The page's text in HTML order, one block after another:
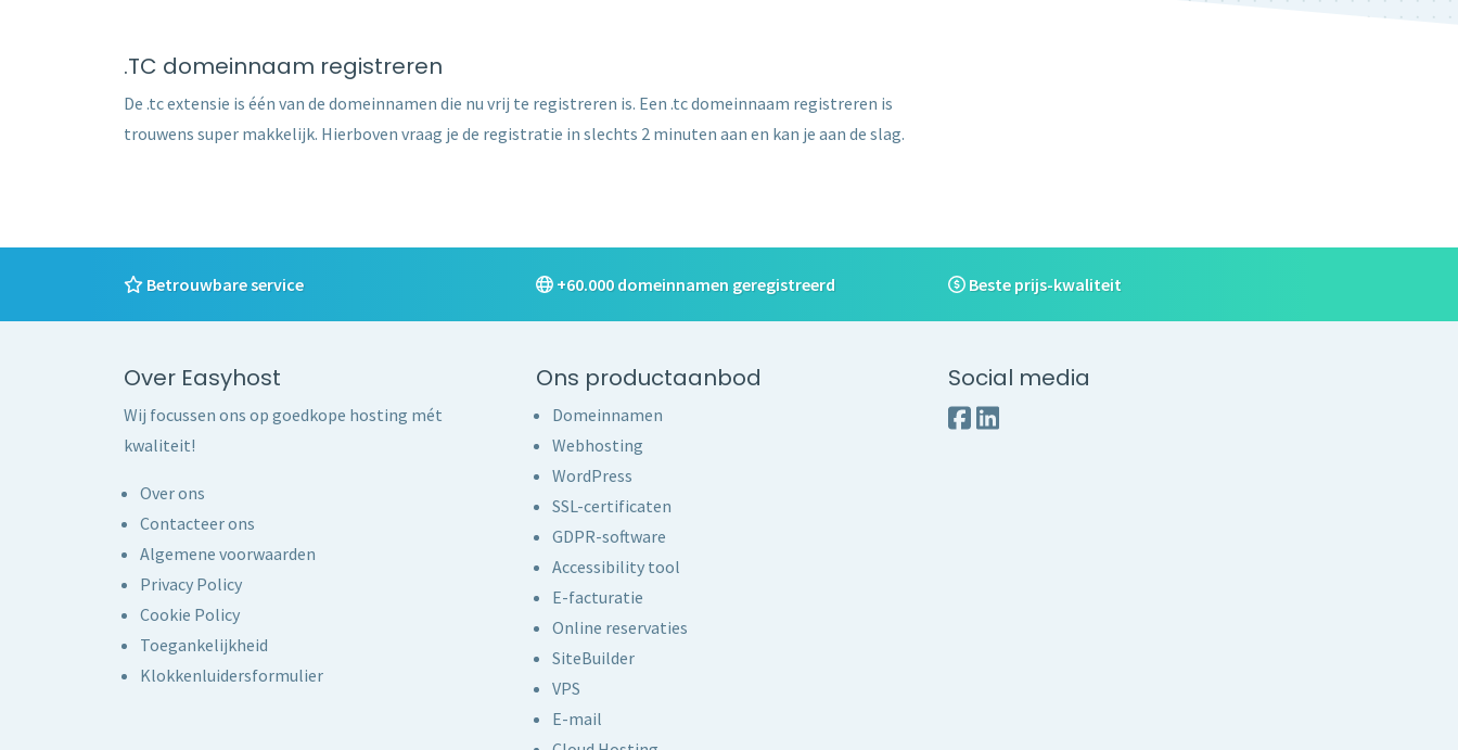
.TC domeinnaam registreren
De .tc extensie is één van de domeinnamen die nu vrij te registreren is. Een .tc domeinnaam registreren is
trouwens super makkelijk. Hierboven vraag je de registratie in slechts 2 minuten aan en kan je aan de slag.
Betrouwbare service +60.000 domeinnamen geregistreerd Beste prijs-kwaliteit
Over Easyhost
Wij focussen ons op goedkope hosting mét
kwaliteit!
Over ons
Contacteer ons
Algemene voorwaarden
Privacy Policy
Cookie Policy
Toegankelijkheid
Klokkenluidersformulier
Ons productaanbod
Domeinnamen
Webhosting
WordPress
SSL-certificaten
GDPR-software
Accessibility tool
E-facturatie
Online reservaties
SiteBuilder
VPS
E-mail
Social media